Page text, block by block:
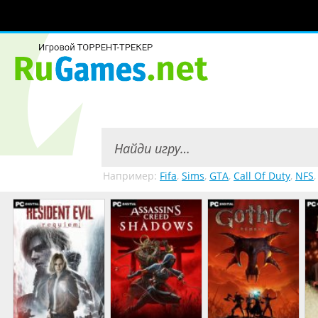
Например: Fifa, Sims, GTA, Call Of Duty, NFS,